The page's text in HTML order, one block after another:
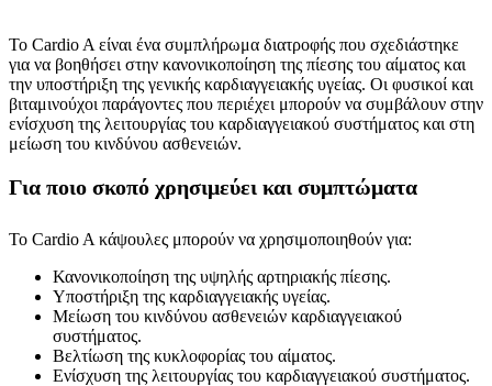
To Cardio A είναι ένα συμπλήρωμα διατροφής που σχεδιάστηκε
για να βοηθήσει στην κανονικοποίηση της πίεσης του αίματος και
την υποστήριξη της γενικής καρδιαγγειακής υγείας. Οι φυσικοί και
βιταμινούχοι παράγοντες που περιέχει μπορούν να συμβάλουν στην
ενίσχυση της λειτουργίας του καρδιαγγειακού συστήματος και στη
μείωση του κινδύνου ασθενειών.
Για ποιο σκοπό χρησιμεύει και συμπτώματα
Το Cardio A κάψουλες μπορούν να χρησιμοποιηθούν για:
Κανονικοποίηση της υψηλής αρτηριακής πίεσης.
Υποστήριξη της καρδιαγγειακής υγείας.
Μείωση του κινδύνου ασθενειών καρδιαγγειακού
συστήματος.
Βελτίωση της κυκλοφορίας του αίματος.
Ενίσχυση της λειτουργίας του καρδιαγγειακού συστήματος.